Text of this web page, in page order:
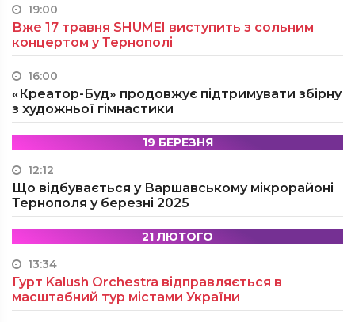
19:00
Вже 17 травня SHUMEI виступить з сольним
концертом у Тернополі
16:00
«Креатор-Буд» продовжує підтримувати збірну
з художньої гімнастики
19 БЕРЕЗНЯ
12:12
Що відбувається у Варшавському мікрорайоні
Тернополя у березні 2025
21 ЛЮТОГО
13:34
Гурт Kalush Orchestra відправляється в
масштабний тур містами України